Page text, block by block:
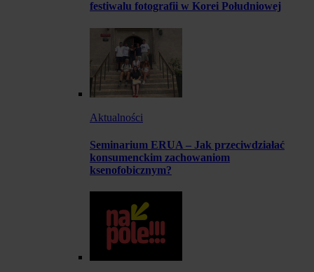
festiwalu fotografii w Korei Południowej
Aktualności
Seminarium ERUA – Jak przeciwdziałać
konsumenckim zachowaniom
ksenofobicznym?